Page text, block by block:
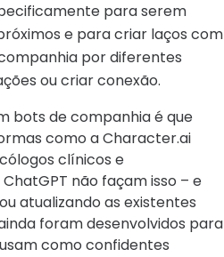
para serem
e para criar laços com
por diferentes
ou criar conexão.
bots de companhia é que
como a Character.ai
clínicos e
não façam isso – e
atualizando as existentes
foram desenvolvidos para
como confidentes